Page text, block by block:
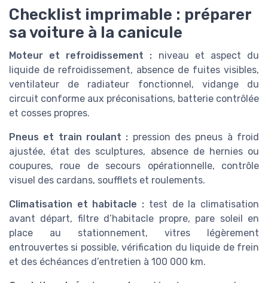
Checklist imprimable : préparer
sa voiture à la canicule
Moteur et refroidissement : niveau et aspect du
liquide de refroidissement, absence de fuites visibles,
ventilateur de radiateur fonctionnel, vidange du
circuit conforme aux préconisations, batterie contrôlée
et cosses propres.
Pneus et train roulant : pression des pneus à froid
ajustée, état des sculptures, absence de hernies ou
coupures, roue de secours opérationnelle, contrôle
visuel des cardans, soufflets et roulements.
Climatisation et habitacle : test de la climatisation
avant départ, filtre d’habitacle propre, pare soleil en
place au stationnement, vitres légèrement
entrouvertes si possible, vérification du liquide de frein
et des échéances d’entretien à 100 000 km.